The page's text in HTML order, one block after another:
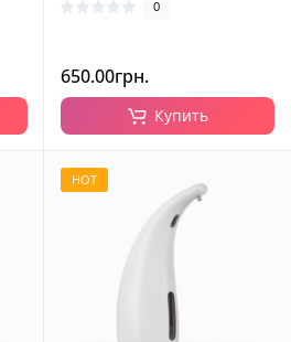
0
650.00грн.
Купить
HOT